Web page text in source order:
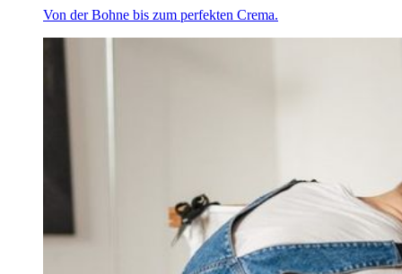
Von der Bohne bis zum perfekten Crema.